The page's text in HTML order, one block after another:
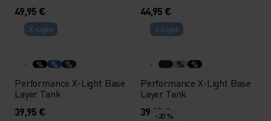
49,95 €
44,95 €
X-Light
% % %
Performance X-Light Base
Layer Tank
39,95 €
X-Light
% %
Performance X-Light Base
Layer Tank
39,95 €
-20 %